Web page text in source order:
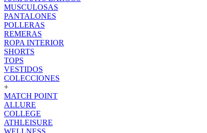
MUSCULOSAS
PANTALONES
POLLERAS
REMERAS
ROPA INTERIOR
SHORTS
TOPS
VESTIDOS
COLECCIONES
+
MATCH POINT
ALLURE
COLLEGE
ATHLEISURE
WELLNESS